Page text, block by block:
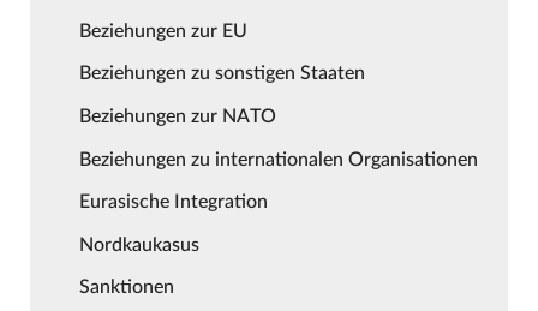
Beziehungen zur EU
Beziehungen zu sonstigen Staaten
Beziehungen zur NATO
Beziehungen zu internationalen Organisationen
Eurasische Integration
Nordkaukasus
Sanktionen